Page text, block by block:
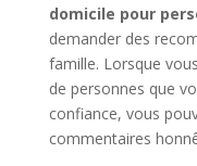
domicile pour
demander des
famille. Lorsque
de personnes que
confiance, vous
commentaires